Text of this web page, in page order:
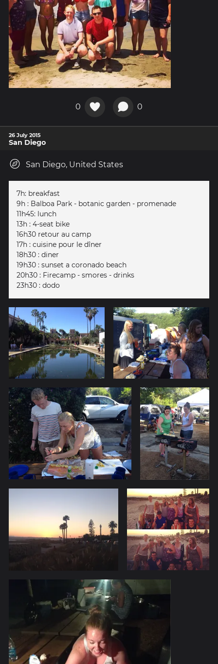
0 0
26 July 2015
San Diego
San Diego, United States
7h: breakfast
9h : Balboa Park - botanic garden - promenade
11h45: lunch
13h : 4-seat bike
16h30 retour au camp
17h : cuisine pour le dîner
18h30 : diner
19h30 : sunset a coronado beach
20h30 : Firecamp - smores - drinks
23h30 : dodo